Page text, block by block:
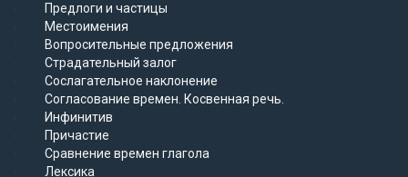
Предлоги и частицы
Местоимения
Вопросительные предложения
Страдательный залог
Сослагательное наклонение
Согласование времен. Косвенная речь.
Инфинитив
Причастие
Сравнение времен глагола
Лексика